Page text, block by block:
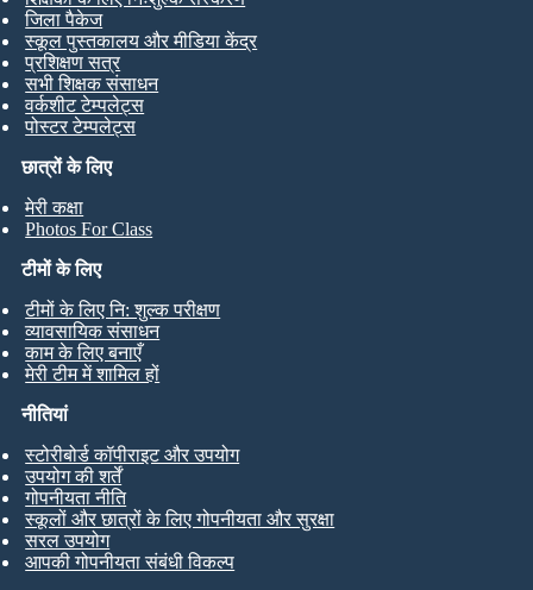
छात्रों के लिए
मेरी कक्षा
Photos For Class
जिला पैकेज
स्कूल पुस्तकालय और मीडिया केंद्र
प्रशिक्षण सत्र
सभी शिक्षक संसाधन
वर्कशीट टेम्पलेट्स
पोस्टर टेम्पलेट्स
टीमों के लिए
टीमों के लिए नि: शुल्क परीक्षण
व्यावसायिक संसाधन
काम के लिए बनाएँ
मेरी टीम में शामिल हों
नीतियां
स्टोरीबोर्ड कॉपीराइट और उपयोग
उपयोग की शर्तें
गोपनीयता नीति
स्कूलों और छात्रों के लिए गोपनीयता और सुरक्षा
सरल उपयोग
आपकी गोपनीयता संबंधी विकल्प